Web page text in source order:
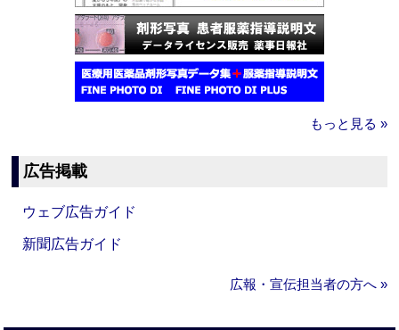
もっと見る »
広告掲載
ウェブ広告ガイド
新聞広告ガイド
広報・宣伝担当者の方へ »